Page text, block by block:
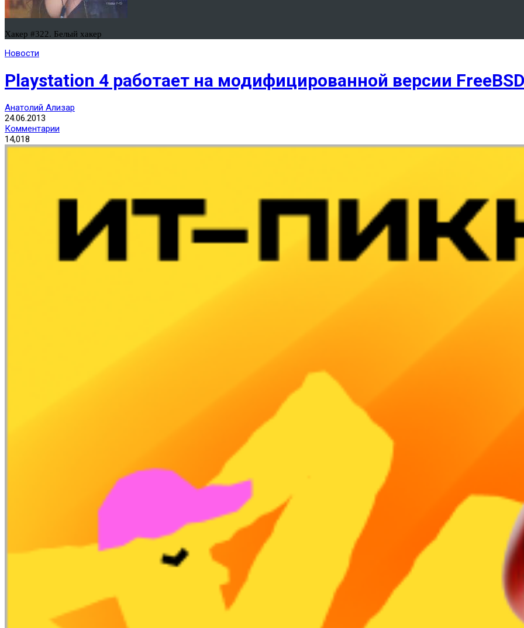
Хакер #322. Белый хакер
Новости
Playstation 4 работает на модифицированной версии
Анатолий Ализар
24.06.2013
Комментарии
14,018